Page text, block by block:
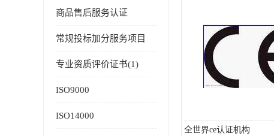
商品售后服务认证
常规投标加分服务项目
专业资质评价证书(1)
ISO9000
ISO14000
全世界ce认证机构